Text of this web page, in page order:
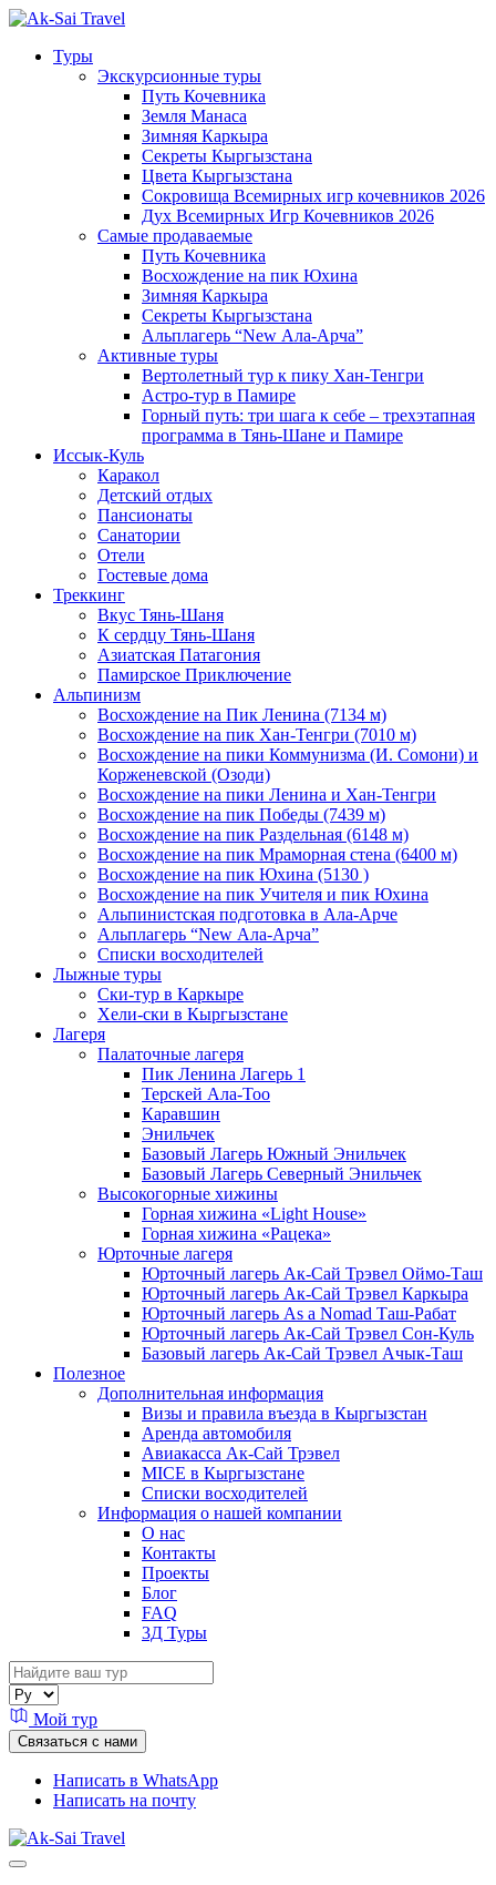
Туры
Экскурсионные туры
Путь Кочевника
Земля Манаса
Зимняя Каркыра
Секреты Кыргызстана
Цвета Кыргызстана
Сокровища Всемирных игр кочевников 2026
Дух Всемирных Игр Кочевников 2026
Самые продаваемые
Путь Кочевника
Восхождение на пик Юхина
Зимняя Каркыра
Секреты Кыргызстана
Альплагерь “New Ала-Арча”
Активные туры
Вертолетный тур к пику Хан-Тенгри
Астро-тур в Памире
Горный путь: три шага к себе – трехэтапная
программа в Тянь-Шане и Памире
Иссык-Куль
Каракол
Детский отдых
Пансионаты
Санатории
Отели
Гостевые дома
Треккинг
Вкус Тянь-Шаня
К сердцу Тянь-Шаня
Азиатская Патагония
Памирское Приключение
Альпинизм
Восхождение на Пик Ленина (7134 м)
Восхождение на пик Хан-Тенгри (7010 м)
Восхождение на пики Коммунизма (И. Сомони) и
Корженевской (Озоди)
Восхождение на пики Ленина и Хан-Тенгри
Восхождение на пик Победы (7439 м)
Восхождение на пик Раздельная (6148 м)
Восхождение на пик Мраморная стена (6400 м)
Восхождение на пик Юхина (5130 )
Восхождение на пик Учителя и пик Юхина
Альпинистская подготовка в Ала-Арче
Альплагерь “New Ала-Арча”
Списки восходителей
Лыжные туры
Ски-тур в Каркыре
Хели-ски в Кыргызстане
Лагеря
Палаточные лагеря
Пик Ленина Лагерь 1
Терскей Ала-Тоо
Каравшин
Энильчек
Базовый Лагерь Южный Энильчек
Базовый Лагерь Северный Энильчек
Высокогорные хижины
Горная хижина «Light House»
Горная хижина «Рацека»
Юрточные лагеря
Юрточный лагерь Ак-Сай Трэвел Оймо-Таш
Юрточный лагерь Ак-Сай Трэвел Каркыра
Юрточный лагерь As a Nomad Таш-Рабат
Юрточный лагерь Ак-Сай Трэвел Сон-Куль
Базовый лагерь Ак-Сай Трэвел Ачык-Таш
Полезное
Дополнительная информация
Визы и правила въезда в Кыргызстан
Аренда автомобиля
Авиакасса Ак-Сай Трэвел
MICE в Кыргызстане
Списки восходителей
Информация о нашей компании
О нас
Контакты
Проекты
Блог
FAQ
3Д Туры
Мой тур
Связаться с нами
Написать в WhatsApp
Написать на почту